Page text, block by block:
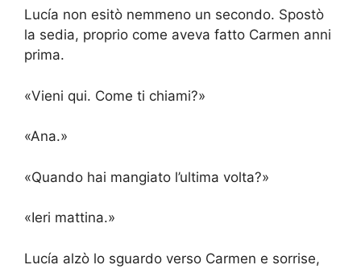
Lucía non esitò nemmeno un secondo. Spostò
la sedia, proprio come aveva fatto Carmen anni
prima.
«Vieni qui. Come ti chiami?»
«Ana.»
«Quando hai mangiato l’ultima volta?»
«Ieri mattina.»
Lucía alzò lo sguardo verso Carmen e sorrise,